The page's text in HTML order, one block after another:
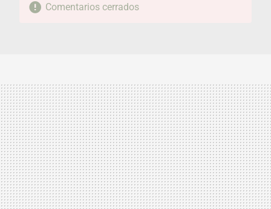
Comentarios cerrados